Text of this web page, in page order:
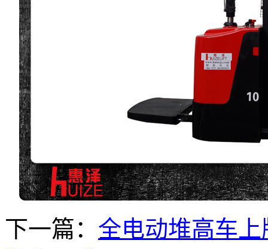
下一篇： 全电动堆高车上